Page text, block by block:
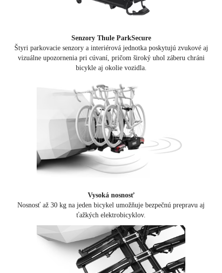
Senzory Thule ParkSecure
Štyri parkovacie senzory a interiérová jednotka poskytujú zvukové aj
vizuálne upozornenia pri cúvaní, pričom široký uhol záberu chráni
bicykle aj okolie vozidla.
Vysoká nosnosť
Nosnosť až 30 kg na jeden bicykel umožňuje bezpečnú prepravu aj
ťažkých elektrobicyklov.